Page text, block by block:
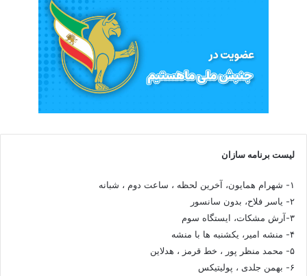
لیست برنامه سازان
۱- شهرام همایون، آخرین لحظه ، ساعت دوم ، شبانه
۲- یاسر فلاح، بدون سانسور
۳-آرش مشکات، ایستگاه سوم
۴- منشه امیر، یکشنبه ها با منشه
۵- محمد منظر پور ، خط قرمز ، هدلاین
۶- بهمن جلدی ، پولیتیکس